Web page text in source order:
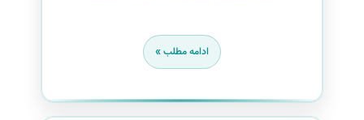
ادامه مطلب »